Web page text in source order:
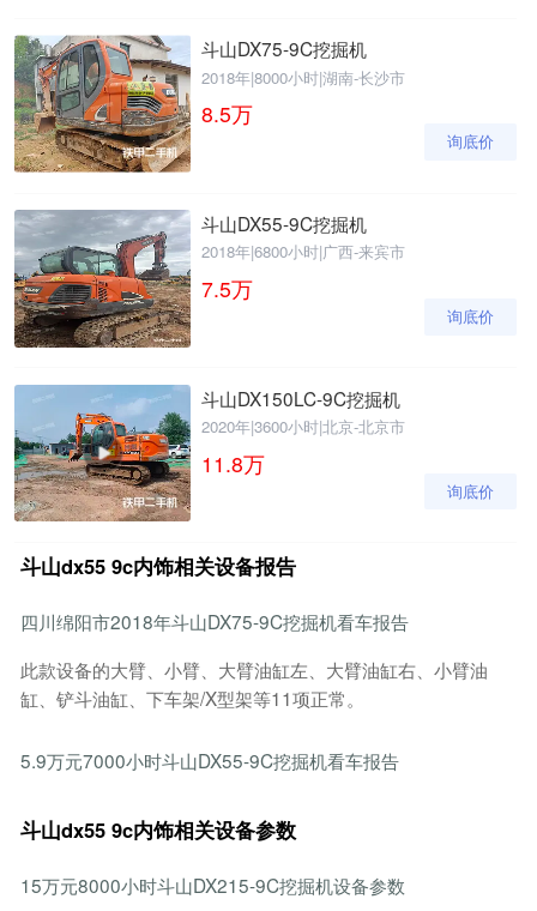
斗山DX75-9C挖掘机
2018年|8000小时|湖南-长沙市
8.5万
询底价
斗山DX55-9C挖掘机
2018年|6800小时|广西-来宾市
7.5万
询底价
斗山DX150LC-9C挖掘机
2020年|3600小时|北京-北京市
11.8万
询底价
斗山dx55 9c内饰相关设备报告
四川绵阳市2018年斗山DX75-9C挖掘机看车报告
此款设备的大臂、小臂、大臂油缸左、大臂油缸右、小臂油
缸、铲斗油缸、下车架/X型架等11项正常。
5.9万元7000小时斗山DX55-9C挖掘机看车报告
斗山dx55 9c内饰相关设备参数
15万元8000小时斗山DX215-9C挖掘机设备参数